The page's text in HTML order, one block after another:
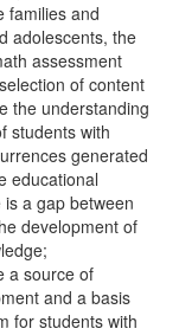
families and
adolescents, the
assessment
of content
the understanding
students with
generated
educational
a gap between
development of
a source of
and a basis
for students with